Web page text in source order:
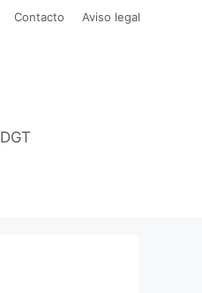
Contacto Aviso legal
DGT